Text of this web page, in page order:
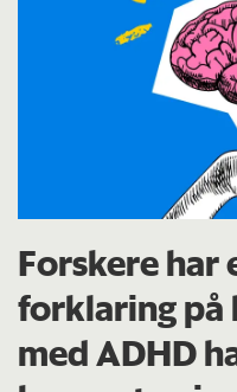
Forskere har
forklaring på
med ADHD